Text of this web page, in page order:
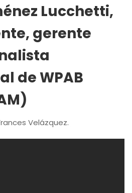
Lucchetti,
gerente
de WPAB
Velázquez.